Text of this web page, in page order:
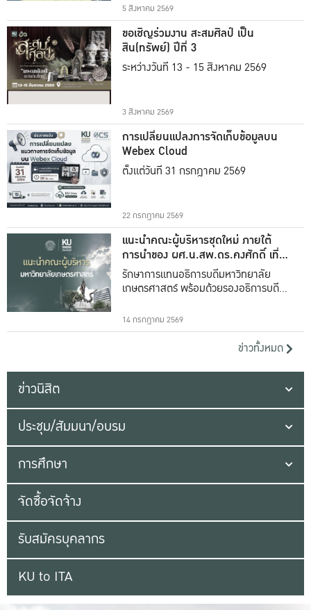
5 สิงหาคม 2569
ขอเชิญร่วมงาน สะสมศิลป์ เป็น
สิน(ทรัพย์) ปีที่ 3
ระหว่างวันที่ 13 - 15 สิงหาคม 2569
3 สิงหาคม 2569
การเปลี่ยนแปลงการจัดเก็บข้อมูลบน
Webex Cloud
ตั้งแต่วันที่ 31 กรกฎาคม 2569
22 กรกฎาคม 2569
แนะนำคณะผู้บริหารชุดใหม่ ภายใต้
การนำของ ผศ.น.สพ.ดร.คงศักดิ์ เที่ยง
ธรรม
รักษาการแทนอธิการบดีมหาวิทยาลัย
เกษตรศาสตร์ พร้อมด้วยรองอธิการบดีทั้ง
14 กรกฎาคม 2569
ข่าวทั้งหมด
ข่าวนิสิต
ประชุม/สัมมนา/อบรม
การศึกษา
จัดซื้อจัดจ้าง
รับสมัครบุคลากร
KU to ITA